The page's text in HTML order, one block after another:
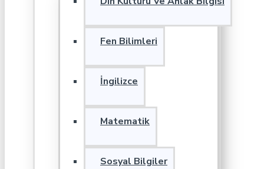
Fen Bilimleri
İngilizce
Matematik
Sosyal Bilgiler